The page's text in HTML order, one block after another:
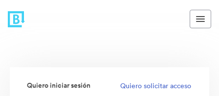
Quiero iniciar sesión Quiero solicitar acceso